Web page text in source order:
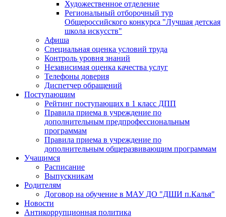
Художественное отделение
Региональный отборочный тур
Общероссийского конкурса "Лучшая детская
школа искусств"
Афиша
Специальная оценка условий труда
Контроль уровня знаний
Независимая оценка качества услуг
Телефоны доверия
Диспетчер обращений
Поступающим
Рейтинг поступающих в 1 класс ДПП
Правила приема в учреждение по
дополнительным предпрофессиональным
программам
Правила приема в учреждение по
дополнительным общеразвивающим программам
Учащимся
Расписание
Выпускникам
Родителям
Договор на обучение в МАУ ДО "ДШИ п.Калья"
Новости
Антикоррупционная политика